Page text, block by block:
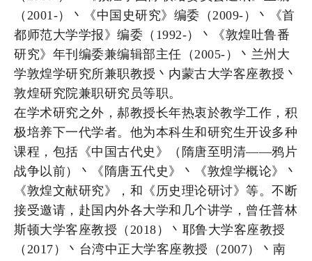
（2001-）丶《中国史研究》编委（2009-）丶《首
都师范大学学报》编委（1992-）丶《敦煌吐鲁番
研究》年刊编委兼编辑部主任（2005-）丶兰州大
学敦煌学研究所兼职教授丶内蒙古大学客座教授丶
敦煌研究院兼职研究员等职。
在学术研究之外，郝教授长年热衷於教学工作，积
极培养下一代学者。他为本科生和研究生开设多种
课程，包括《中国古代史》（隋唐至明清——鸦片
战争以前）丶《隋唐五代史》丶《敦煌学概论》丶
《敦煌文献研究》，和《历史理论研讨》等。不断
接受邀请，赴国内外各大学和几个讲学，曾任普林
斯顿大学客座教授（2018）丶耶鲁大学客座教授
（2017）丶台湾中正大学客座教授（2007）丶南